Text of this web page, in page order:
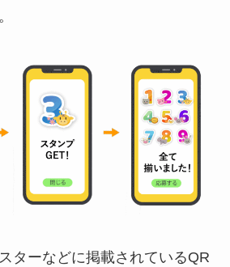
ターなどに掲載されているQR